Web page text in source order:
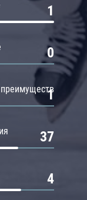
1
0
1
37
4